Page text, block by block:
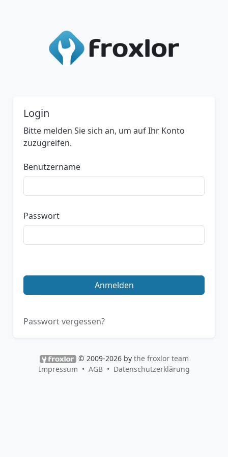
Login
Bitte melden Sie sich an, um auf Ihr Konto
zuzugreifen.
Benutzername
Passwort
Anmelden
Passwort vergessen?
© 2009-2026 by the froxlor team
Impressum
AGB Datenschutzerklärung